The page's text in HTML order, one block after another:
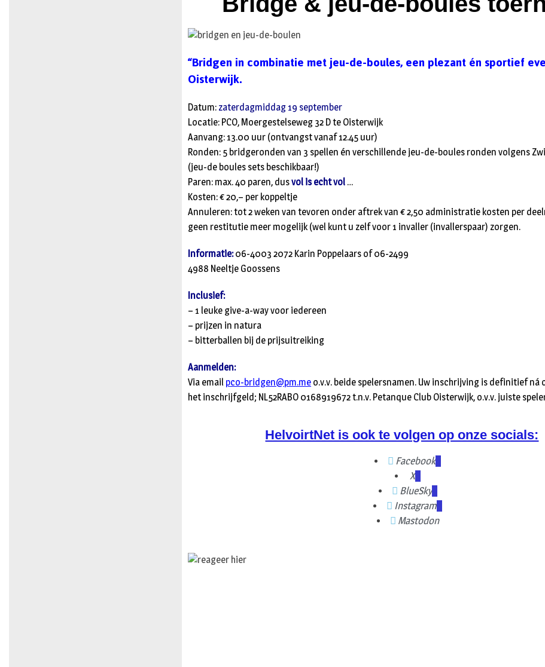
“Bridgen in combinatie met jeu-de-boules, een plezant én sportief
Oisterwijk.
Datum: zaterdagmiddag 19 september
Locatie: PCO, Moergestelseweg 32 D te Oisterwijk
Aanvang: 13.00 uur (ontvangst vanaf 12.45 uur)
Ronden: 5 bridgeronden van 3 spellen én verschillende jeu-de-boules ronden volgens
(jeu-de boules sets beschikbaar!)
Paren: max. 40 paren, dusvol is echt vol …
Kosten: € 20,– per koppeltje
Annuleren: tot 2 weken van tevoren onder aftrek van € 2,50 administratie kosten per
geen restitutie meer mogelijk (wel kunt u zelf voor 1 invaller (invallerspaar) zorgen.
Informatie: 06-4003 2072 Karin Poppelaars of 06-2499
4988 Neeltje Goossens
Inclusief:
– 1 leuke give-a-way voor iedereen
– prijzen in natura
– bitterballen bij de prijsuitreiking
Aanmelden:
Via email pco-bridgen@pm.me o.v.v. beide spelersnamen. Uw inschrijving is definitief ná
het inschrijfgeld; NL52RABO 0168919672 t.n.v. Petanque Club Oisterwijk, o.v.v. juiste
HelvoirtNet is ook te volgen op onze socials:
Facebook
X
BlueSky
Instagram
Mastodon